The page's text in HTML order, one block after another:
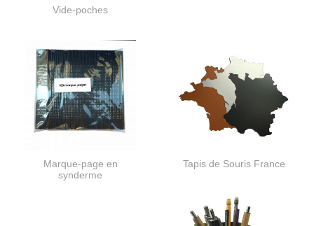
Vide-poches
Marque-page en
synderme
Tapis de Souris France